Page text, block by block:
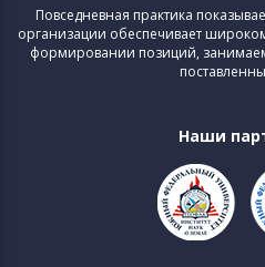
Повседневная практика
организации обеспечивает
формировании позиций,
Наши